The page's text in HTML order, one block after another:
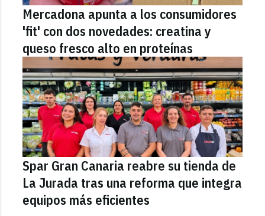
Mercadona apunta a los consumidores
'fit' con dos novedades: creatina y
queso fresco alto en proteínas
Spar Gran Canaria reabre su tienda de
La Jurada tras una reforma que integra
equipos más eficientes